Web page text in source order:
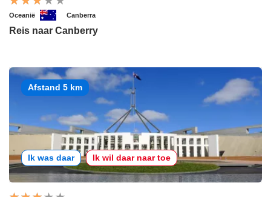
Oceanië Canberra
Reis naar Canberry
Afstand 5 km
Ik was daar Ik wil daar naar toe